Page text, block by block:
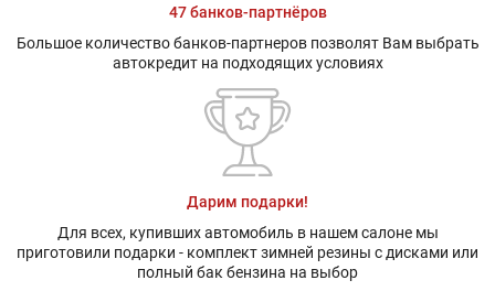
47 банков-партнёров
Большое количество банков-партнеров позволят Вам выбрать
автокредит на подходящих условиях
Дарим подарки!
Для всех, купивших автомобиль в нашем салоне мы
приготовили подарки - комплект зимней резины с дисками или
полный бак бензина на выбор